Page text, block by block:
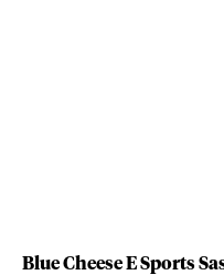
Blue Cheese E Sports